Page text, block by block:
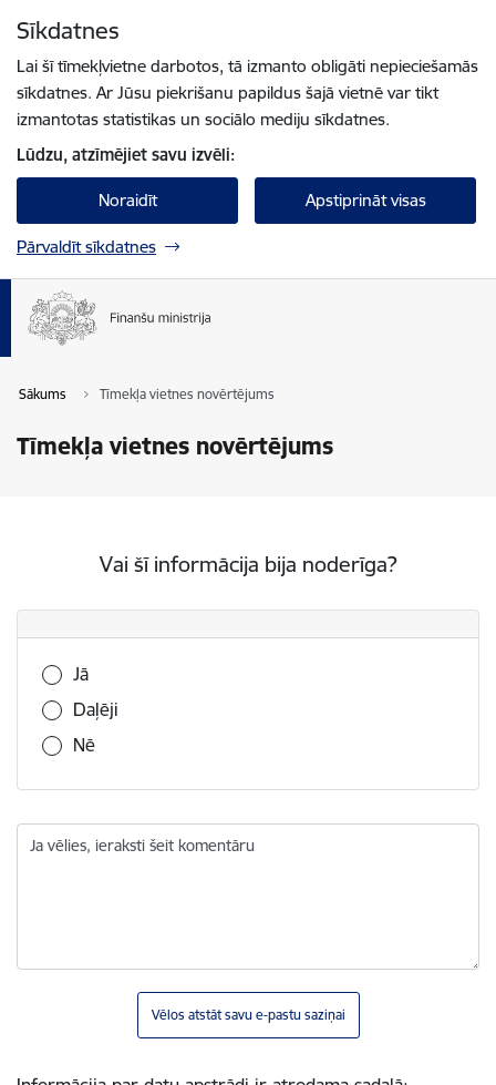
Sīkdatnes
Lai šī tīmekļvietne darbotos, tā izmanto obligāti nepieciešamās
sīkdatnes. Ar Jūsu piekrišanu papildus šajā vietnē var tikt
izmantotas statistikas un sociālo mediju sīkdatnes.
Lūdzu, atzīmējiet savu izvēli:
Noraidīt Apstiprināt visas
Pārvaldīt sīkdatnes
Sākums Tīmekļa vietnes novērtējums
Tīmekļa vietnes novērtējums
Vai šī informācija bija noderīga?
Vai šī informācija bija noderīga?
Jā
Daļēji
Nē
Ja vēlies, ieraksti šeit komentāru
Vēlos atstāt savu e-pastu saziņai